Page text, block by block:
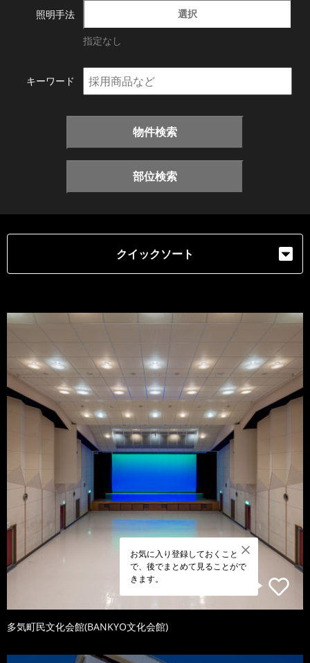
照明手法 選択
指定なし
キーワード
物件検索
部位検索
クイックソート
お気に入り登録しておくこと
で、後でまとめて見ることがで
きます。
多気町民文化会館(BANKYO文化会館)